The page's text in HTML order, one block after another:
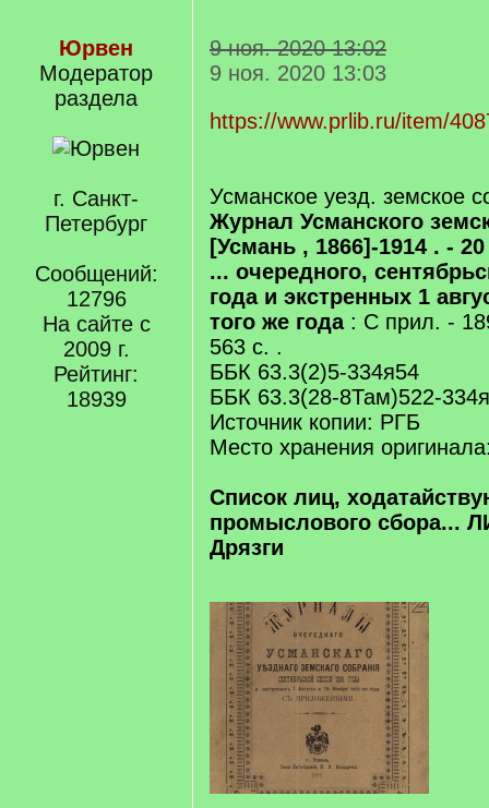
Юрвен
Модератор
раздела
г. Санкт-
Петербург
Сообщений:
12796
На сайте с
2009 г.
Рейтинг:
18939
9 ноя. 2020 13:02
9 ноя. 2020 13:03
https://www.prlib.ru/item/
Усманское уезд. земское
Журнал Усманского
[Усмань , 1866]-1914 . -
... очередного,
года и экстренных 1
того же года: С прил. -
563 с. .
ББК 63.3(2)5-334я54
ББК 63.3(28-8Там)522-
Источник копии: РГБ
Место хранения
Список лиц,
промыслового сбора...
Дрязги